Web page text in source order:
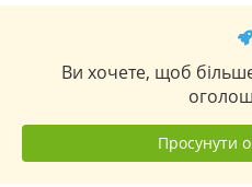
Ви хочете, щоб
Просунути